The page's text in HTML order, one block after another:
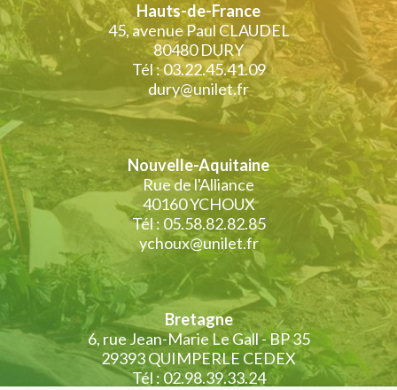
Hauts-de-France
45, avenue Paul CLAUDEL
80480 DURY
Tél : 03.22.45.41.09
dury@unilet.fr
Nouvelle-Aquitaine
Rue de l'Alliance
40160 YCHOUX
Tél : 05.58.82.82.85
ychoux@unilet.fr
Bretagne
6, rue Jean-Marie Le Gall - BP 35
29393 QUIMPERLE CEDEX
Tél : 02.98.39.33.24